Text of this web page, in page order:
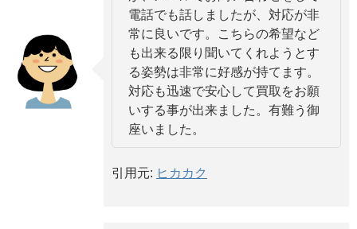
電話でも話しましたが、対応が非
常に良いです。こちらの希望など
も出来る限り聞いてくれようとす
る姿勢は非常に好感が持てます。
対応も迅速で安心して買取をお願
いする事が出来ました。有難う御
座いました。
引用元: ヒカカク